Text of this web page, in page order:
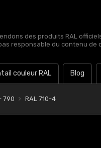
des produits RAL
responsable du contenu de
couleur RAL Blog
790 RAL 710-4